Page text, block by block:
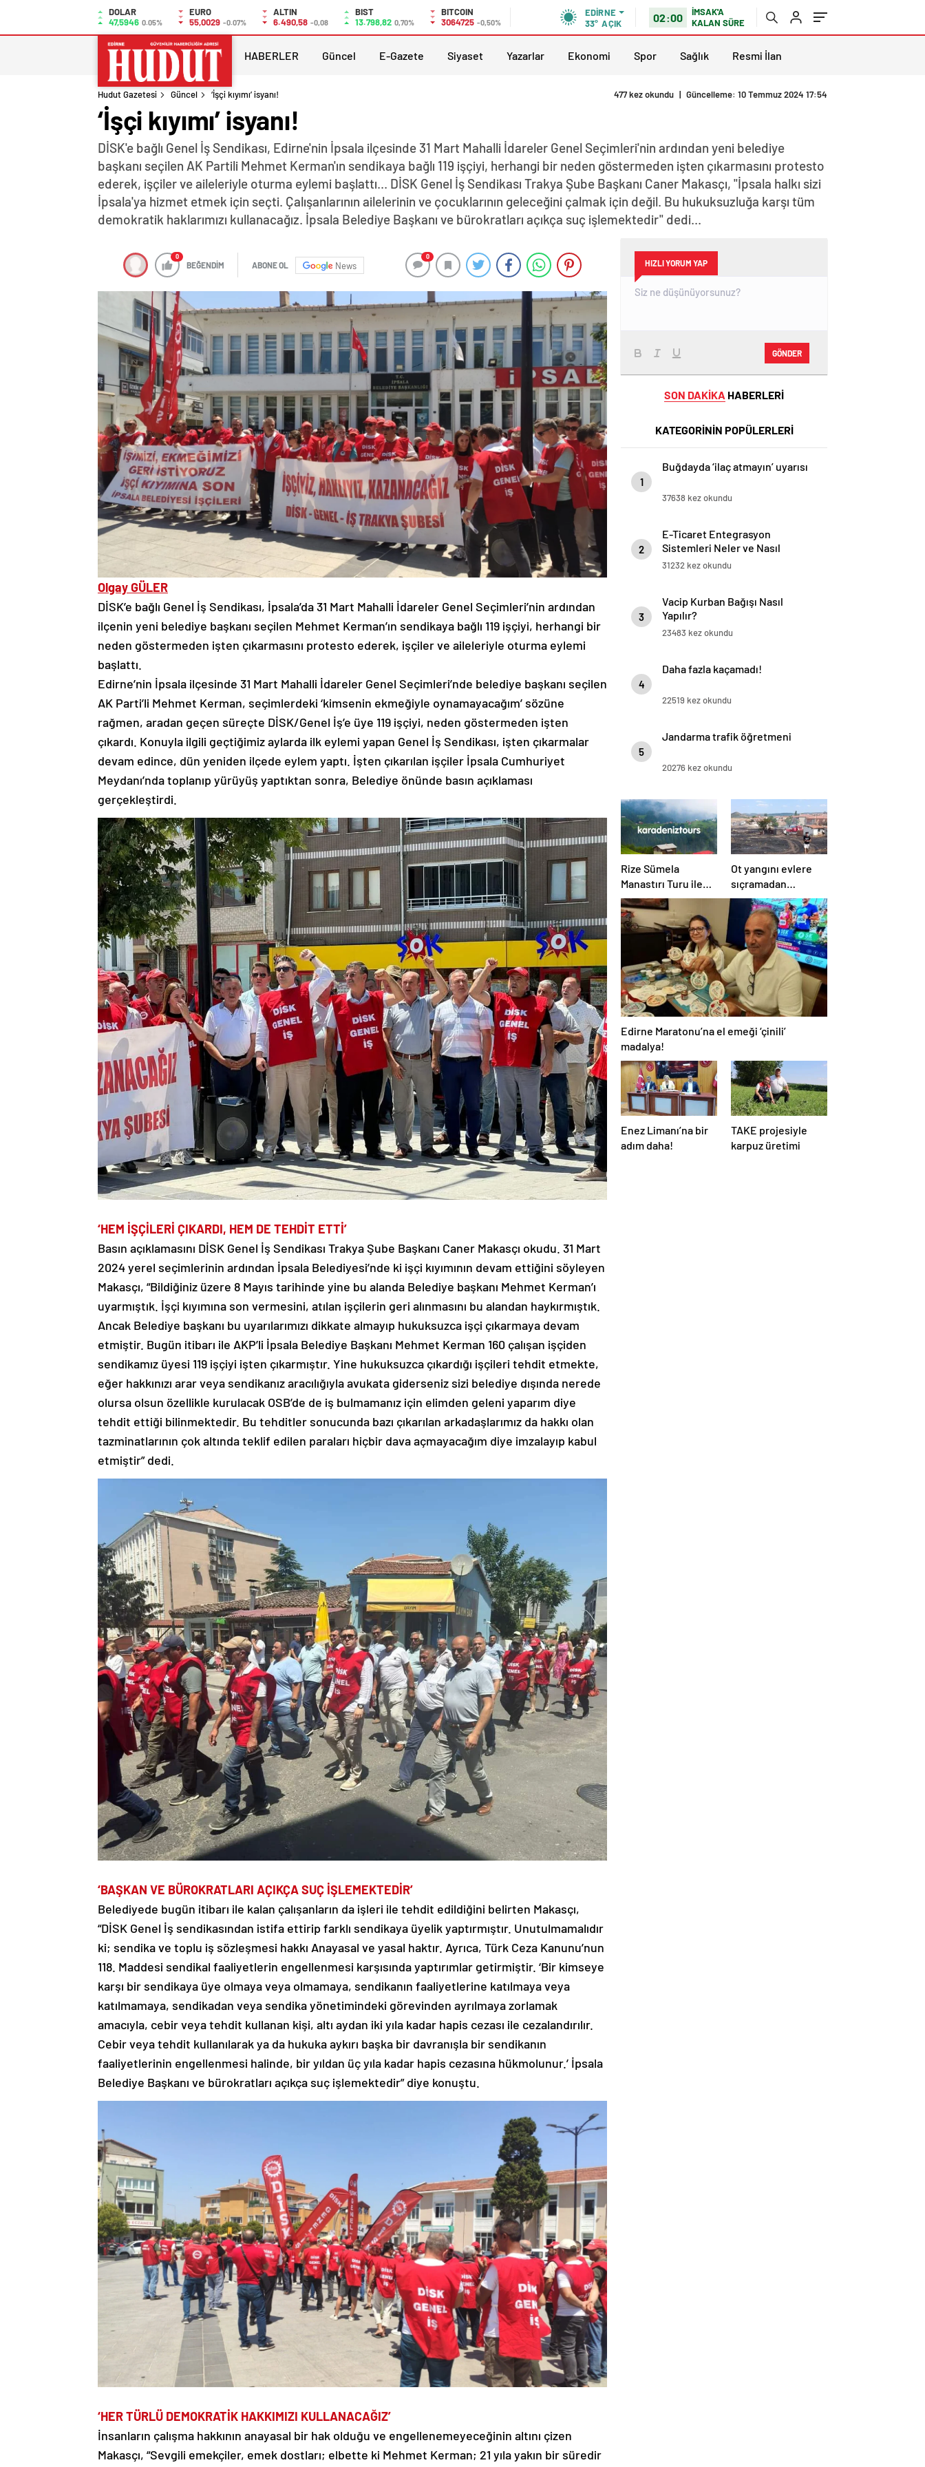
DOLAR
47,5946 0.05%
EURO
55,0029 -0.07%
ALTIN
6.490,58 -0,08
BIST
13.798,82 0,70%
BITCOIN
3064725 -0,50%
EDIRNE
33° AÇIK 02:00
İMSAK'A
KALAN SÜRE
HABERLER Güncel E-Gazete Siyaset Yazarlar Ekonomi Spor Sağlık Resmi İlan
Hudut Gazetesi Güncel ‘İşçi kıyımı’ isyanı! 477 kez okundu | Güncelleme: 10 Temmuz 2024 17:54
‘İşçi kıyımı’ isyanı!
DİSK'e bağlı Genel İş Sendikası, Edirne'nin İpsala ilçesinde 31 Mart Mahalli İdareler Genel Seçimleri'nin ardından yeni belediye
başkanı seçilen AK Partili Mehmet Kerman'ın sendikaya bağlı 119 işçiyi, herhangi bir neden göstermeden işten çıkarmasını protesto
ederek, işçiler ve aileleriyle oturma eylemi başlattı... DİSK Genel İş Sendikası Trakya Şube Başkanı Caner Makasçı, "İpsala halkı sizi
İpsala'ya hizmet etmek için seçti. Çalışanlarının ailelerinin ve çocuklarının geleceğini çalmak için değil. Bu hukuksuzluğa karşı tüm
demokratik haklarımızı kullanacağız. İpsala Belediye Başkanı ve bürokratları açıkça suç işlemektedir" dedi...
0
BEĞENDİM ABONE OL News
0
Olgay GÜLER
DİSK’e bağlı Genel İş Sendikası, İpsala’da 31 Mart Mahalli İdareler Genel Seçimleri’nin ardından
ilçenin yeni belediye başkanı seçilen Mehmet Kerman’ın sendikaya bağlı 119 işçiyi, herhangi bir
neden göstermeden işten çıkarmasını protesto ederek, işçiler ve aileleriyle oturma eylemi
başlattı.
Edirne’nin İpsala ilçesinde 31 Mart Mahalli İdareler Genel Seçimleri’nde belediye başkanı seçilen
AK Parti’li Mehmet Kerman, seçimlerdeki ‘kimsenin ekmeğiyle oynamayacağım’ sözüne
rağmen, aradan geçen süreçte DİSK/Genel İş’e üye 119 işçiyi, neden göstermeden işten
çıkardı. Konuyla ilgili geçtiğimiz aylarda ilk eylemi yapan Genel İş Sendikası, işten çıkarmalar
devam edince, dün yeniden ilçede eylem yaptı. İşten çıkarılan işçiler İpsala Cumhuriyet
Meydanı’nda toplanıp yürüyüş yaptıktan sonra, Belediye önünde basın açıklaması
gerçekleştirdi.
‘HEM İŞÇİLERİ ÇIKARDI, HEM DE TEHDİT ETTİ’
Basın açıklamasını DİSK Genel İş Sendikası Trakya Şube Başkanı Caner Makasçı okudu. 31 Mart
2024 yerel seçimlerinin ardından İpsala Belediyesi’nde ki işçi kıyımının devam ettiğini söyleyen
Makasçı, “Bildiğiniz üzere 8 Mayıs tarihinde yine bu alanda Belediye başkanı Mehmet Kerman’ı
uyarmıştık. İşçi kıyımına son vermesini, atılan işçilerin geri alınmasını bu alandan haykırmıştık.
Ancak Belediye başkanı bu uyarılarımızı dikkate almayıp hukuksuzca işçi çıkarmaya devam
etmiştir. Bugün itibarı ile AKP’li İpsala Belediye Başkanı Mehmet Kerman 160 çalışan işçiden
sendikamız üyesi 119 işçiyi işten çıkarmıştır. Yine hukuksuzca çıkardığı işçileri tehdit etmekte,
eğer hakkınızı arar veya sendikanız aracılığıyla avukata giderseniz sizi belediye dışında nerede
olursa olsun özellikle kurulacak OSB’de de iş bulmamanız için elimden geleni yaparım diye
tehdit ettiği bilinmektedir. Bu tehditler sonucunda bazı çıkarılan arkadaşlarımız da hakkı olan
tazminatlarının çok altında teklif edilen paraları hiçbir dava açmayacağım diye imzalayıp kabul
etmiştir” dedi.
‘BAŞKAN VE BÜROKRATLARI AÇIKÇA SUÇ İŞLEMEKTEDİR’
Belediyede bugün itibarı ile kalan çalışanların da işleri ile tehdit edildiğini belirten Makasçı,
“DİSK Genel İş sendikasından istifa ettirip farklı sendikaya üyelik yaptırmıştır. Unutulmamalıdır
ki; sendika ve toplu iş sözleşmesi hakkı Anayasal ve yasal haktır. Ayrıca, Türk Ceza Kanunu’nun
118. Maddesi sendikal faaliyetlerin engellenmesi karşısında yaptırımlar getirmiştir. ‘Bir kimseye
karşı bir sendikaya üye olmaya veya olmamaya, sendikanın faaliyetlerine katılmaya veya
katılmamaya, sendikadan veya sendika yönetimindeki görevinden ayrılmaya zorlamak
amacıyla, cebir veya tehdit kullanan kişi, altı aydan iki yıla kadar hapis cezası ile cezalandırılır.
Cebir veya tehdit kullanılarak ya da hukuka aykırı başka bir davranışla bir sendikanın
faaliyetlerinin engellenmesi halinde, bir yıldan üç yıla kadar hapis cezasına hükmolunur.’ İpsala
Belediye Başkanı ve bürokratları açıkça suç işlemektedir” diye konuştu.
‘HER TÜRLÜ DEMOKRATİK HAKKIMIZI KULLANACAĞIZ’
İnsanların çalışma hakkının anayasal bir hak olduğu ve engellenemeyeceğinin altını çizen
Makasçı, “Sevgili emekçiler, emek dostları; elbette ki Mehmet Kerman; 21 yıla yakın bir süredir
HIZLI YORUM YAP
GÖNDER
SON DAKİKA HABERLERİ
KATEGORİNİN POPÜLERLERİ
1
Buğdayda ‘ilaç atmayın’ uyarısı
37638 kez okundu
2
E-Ticaret Entegrasyon
Sistemleri Neler ve Nasıl
Yapılır?
31232 kez okundu
3
Vacip Kurban Bağışı Nasıl
Yapılır?
23483 kez okundu
4
Daha fazla kaçamadı!
22519 kez okundu
5
Jandarma trafik öğretmeni
20276 kez okundu
Rize Sümela
Manastırı Turu ile
Tarih ve Doğayı Bir
Arada Keşfedin
Ot yangını evlere
sıçramadan
söndürüldü!
Edirne Maratonu’na el emeği ‘çinili’
madalya!
Enez Limanı’na bir
adım daha!
TAKE projesiyle
karpuz üretimi